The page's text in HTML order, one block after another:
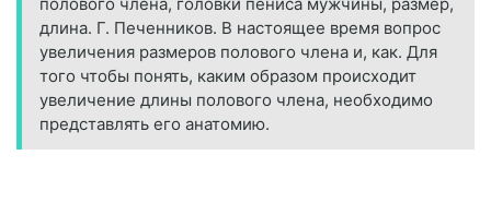
длина. Г. Печенников. В настоящее время вопрос
увеличения размеров полового члена и, как. Для
того чтобы понять, каким образом происходит
увеличение длины полового члена, необходимо
представлять его анатомию.